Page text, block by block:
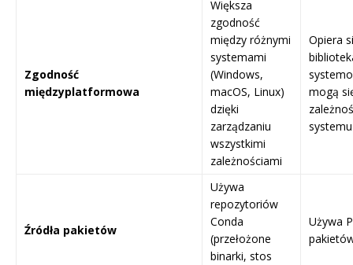
Zgodność
międzyplatformowa
Większa
zgodność
między różnymi
systemami
(Windows,
macOS, Linux)
dzięki
zarządzaniu
wszystkimi
zależnościami
Opiera
mogą
systemu
Źródła pakietów
Używa
repozytoriów
Conda
(przełożone
binarki, stos
Używa